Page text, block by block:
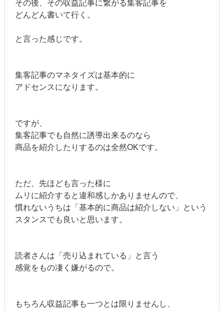
その後、その収益記事に繋がる集客記事を
どんどん書いて行く。
と言った感じです。
集客記事のマネタイズは基本的に
アドセンスになります。
ですが、
集客記事でも自然に誘導出来るのなら
商品を紹介したりするのは全然OKです。
ただ、先ほども言った様に
ムリに紹介すると違和感しかありませんので、
慣れないうちは「基本的に商品は紹介しない」という
スタンスでも良いと思います。
読者さんは「売り込まれている」と言う
感覚をもの凄く嫌がるので。
もちろん収益記事も一つとは限りませんし、